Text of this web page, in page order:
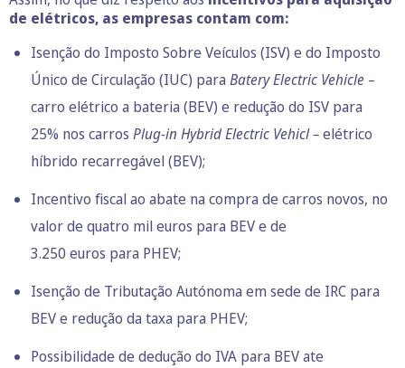
de elétricos, as empresas contam com:
Isenção do Imposto Sobre Veículos (ISV) e do Imposto
Único de Circulação (IUC) para Batery Electric Vehicle –
carro elétrico a bateria (BEV) e redução do ISV para
25% nos carros Plug-in Hybrid Electric Vehicl –elétrico
híbrido recarregável (BEV);
Incentivo fiscal ao abate na compra de carros novos, no
valor de quatro mil euros para BEV e de
3.250 euros para PHEV;
Isenção de Tributação Autónoma em sede de IRC para
BEV e redução da taxa para PHEV;
Possibilidade de dedução do IVA para BEV ate